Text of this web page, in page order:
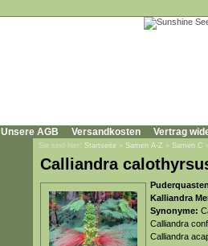
Unsere AGB Versandkosten Vertrag
Sie sind hier: Startseite » Samen A-Z » Samen C
Calliandra
Kalliandra
Synonyme:
Calliandra
Calliandra